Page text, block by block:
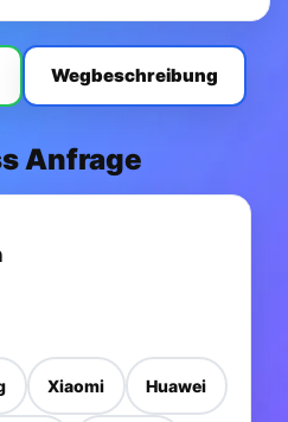
Wegbeschreibung
Anfrage
Xiaomi Huawei